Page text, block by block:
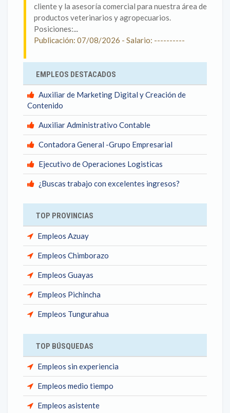
cliente y la asesoría comercial para nuestra área de
productos veterinarios y agropecuarios.
Posiciones:...
Publicación: 07/08/2026 - Salario: ----------
EMPLEOS DESTACADOS
Auxiliar de Marketing Digital y Creación de
Contenido
Auxiliar Administrativo Contable
Contadora General -Grupo Empresarial
Ejecutivo de Operaciones Logisticas
¿Buscas trabajo con excelentes ingresos?
TOP PROVINCIAS
Empleos Azuay
Empleos Chimborazo
Empleos Guayas
Empleos Pichincha
Empleos Tungurahua
TOP BÚSQUEDAS
Empleos sin experiencia
Empleos medio tiempo
Empleos asistente